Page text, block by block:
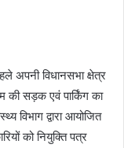
अपनी विधानसभा क्षेत्र
की सड़क एवं पार्किंग का
विभाग द्वारा आयोजित
को नियुक्ति पत्र